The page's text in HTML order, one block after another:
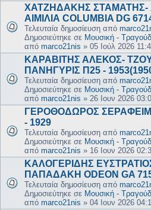
ΧΑΤΖΗΔΑΚΗΣ
ΑΙΜΙΛΙΑ COLUMBIA DG
Τελευταία δημοσίευση από
Δημοσιεύτηκε σε Μουσική -
από marco21nis » 05 Ιούλ 2026
ΚΑΡΑΒΙΤΗΣ ΑΛΕΚΟΣ-
ΠΑΝΗΓΥΡΙΣ Π25 -
Τελευταία δημοσίευση από
Δημοσιεύτηκε σε Μουσική -
από marco21nis » 26 Ιουν 2026
ΓΕΡΟΘΟΔΩΡΟΣ ΣΕΡΑΦΕΙΜ
- 1929
Τελευταία δημοσίευση από
Δημοσιεύτηκε σε Μουσική -
από marco21nis » 16 Ιουν 2026
ΚΑΛΟΓΕΡΙΔΗΣ
ΠΑΠΑΔΑΚΗ ODEON GA
Τελευταία δημοσίευση από
Δημοσιεύτηκε σε Μουσική -
από marco21nis » 04 Ιουν 2026